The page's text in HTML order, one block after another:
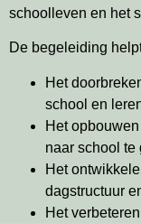
schoolleven en het
De begeleiding
Het
school en
Het
naar school te
Het
dagstructuur
Het